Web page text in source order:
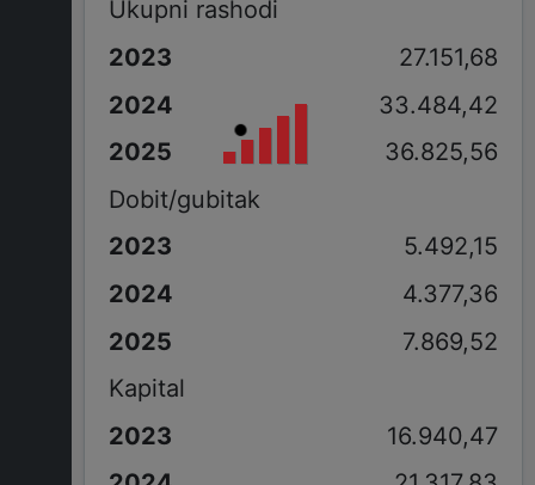
Ukupni rashodi
27.151,68
33.484,42
36.825,56
Dobit/gubitak
5.492,15
4.377,36
7.869,52
Kapital
16.940,47